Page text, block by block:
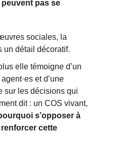
pas se
sociales, la
un détail décoratif.
elle témoigne d’un
et d’une
sur les décisions qui
dit : un COS vivant,
s’opposer à
cette